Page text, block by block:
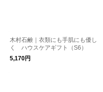
木村石鹸｜衣類にも手肌にも優し
く ハウスケアギフト（S6）
5,170円